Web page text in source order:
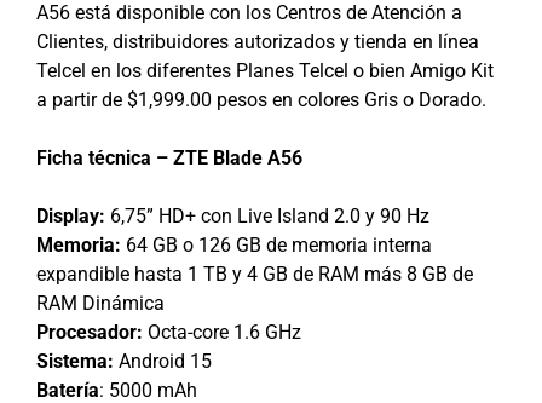
A56 está disponible con los Centros de Atención a
Clientes, distribuidores autorizados y tienda en línea
Telcel en los diferentes Planes Telcel o bien Amigo Kit
a partir de $1,999.00 pesos en colores Gris o Dorado.
Ficha técnica – ZTE Blade A56
Display: 6,75” HD+ con Live Island 2.0 y 90 Hz
Memoria: 64 GB o 126 GB de memoria interna
expandible hasta 1 TB y 4 GB de RAM más 8 GB de
RAM Dinámica
Procesador: Octa-core 1.6 GHz
Sistema: Android 15
Batería: 5000 mAh